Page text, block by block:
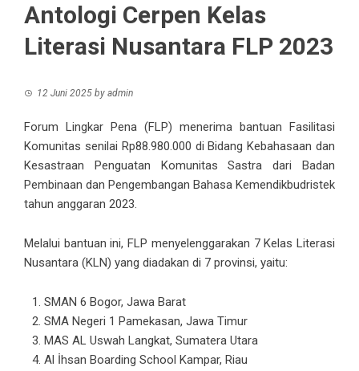
Antologi Cerpen Kelas
Literasi Nusantara FLP 2023
12 Juni 2025 by admin
Forum Lingkar Pena (FLP) menerima bantuan Fasilitasi
Komunitas senilai Rp88.980.000 di Bidang Kebahasaan dan
Kesastraan Penguatan Komunitas Sastra dari Badan
Pembinaan dan Pengembangan Bahasa Kemendikbudristek
tahun anggaran 2023.
Melalui bantuan ini, FLP menyelenggarakan 7 Kelas Literasi
Nusantara (KLN) yang diadakan di 7 provinsi, yaitu:
SMAN 6 Bogor, Jawa Barat
SMA Negeri 1 Pamekasan, Jawa Timur
MAS AL Uswah Langkat, Sumatera Utara
Al İhsan Boarding School Kampar, Riau